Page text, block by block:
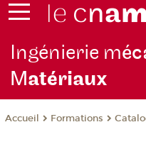
Ingénierie m
Matériaux
Accueil Formations